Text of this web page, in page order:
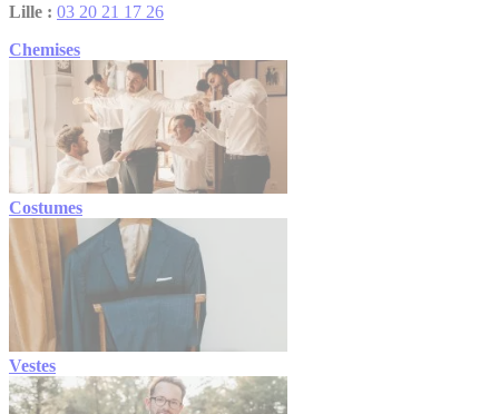
Lille : 03 20 21 17 26
Chemises
Costumes
Vestes